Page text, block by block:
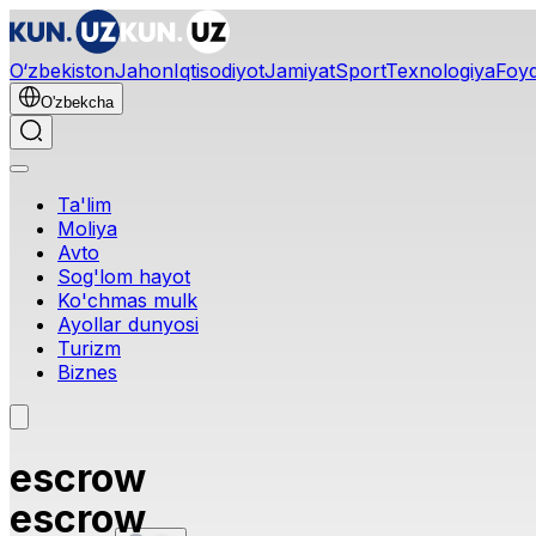
O‘zbekistonJahonIqtisodiyotJamiyatSportTexnologiya
O'zbekcha
Ta'lim
Moliya
Avto
Sog'lom hayot
Ko'chmas mulk
Ayollar dunyosi
Turizm
Biznes
escrow
escrow